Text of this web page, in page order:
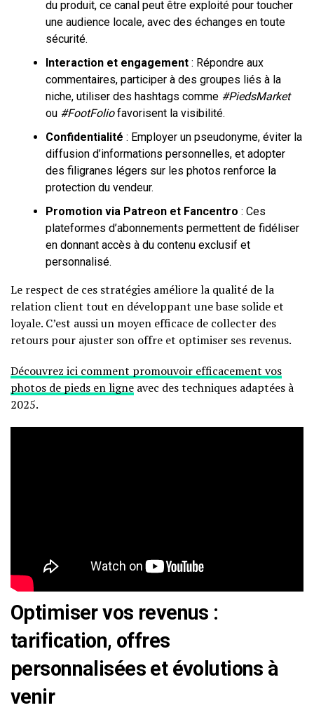
du produit, ce canal peut être exploité pour toucher
une audience locale, avec des échanges en toute
sécurité.
Interaction et engagement : Répondre aux
commentaires, participer à des groupes liés à la
niche, utiliser des hashtags comme #PiedsMarket
ou #FootFoliofavorisent la visibilité.
Confidentialité : Employer un pseudonyme, éviter la
diffusion d’informations personnelles, et adopter
des filigranes légers sur les photos renforce la
protection du vendeur.
Promotion via Patreon et Fancentro : Ces
plateformes d’abonnements permettent de fidéliser
en donnant accès à du contenu exclusif et
personnalisé.
Le respect de ces stratégies améliore la qualité de la
relation client tout en développant une base solide et
loyale. C’est aussi un moyen efficace de collecter des
retours pour ajuster son offre et optimiser ses revenus.
Découvrez ici comment promouvoir efficacement vos
photos de pieds en ligne avec des techniques adaptées à
2025.
Optimiser vos revenus :
tarification, offres
personnalisées et évolutions à
venir